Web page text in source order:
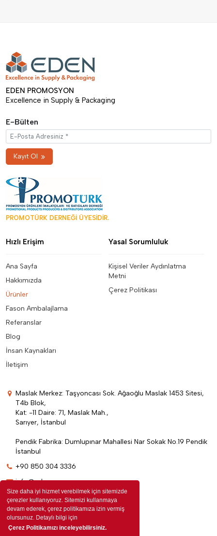
Size daha iyi hizmet verebilmek için sitemizde
çerezler kullanıyoruz. Sitemizi kullanmaya
devam ederek, çerez politikamıza izin vermiş
olursunuz. Detaylı bilgi için
Çerez Politikamızı inceleyebilirsiniz.
EDEN PROMOSYON
Excellence in Supply & Packaging
E-Bülten
Kayıt Ol
PROMOTÜRK DERNEĞİ ÜYESİDİR.
Hızlı Erişim
Ana Sayfa
Hakkımızda
Ürünler
Fason Ambalajlama
Referanslar
Blog
İnsan Kaynakları
İletişim
Yasal Sorumluluk
Kişisel Veriler Aydınlatma
Metni
Çerez Politikası
Maslak Merkez: Taşyoncası Sok. Ağaoğlu Maslak 1453 Sitesi,
T4b Blok,
Kat: -11 Daire: 71, Maslak Mah.,
Sarıyer, İstanbul
Pendik Fabrika: Dumlupınar Mahallesi Nar Sokak No.19 Pendik
İstanbul
+90 850 304 3336
info@edenpromosyon.com